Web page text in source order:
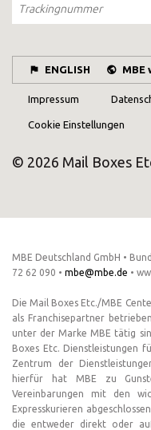
ENGLISH MBE
Impressum
Cookie Einstellungen
© 2026 Mail Boxes
MBE Deutschland GmbH •
72 62 090 • mbe@mbe.de •
Die Mail Boxes Etc./MBE
als Franchisepartner
unter der Marke MBE tätig
Boxes Etc. Dienstleistungen
Zentrum der
hierfür hat MBE zu
Vereinbarungen mit den
Expresskurieren
die entweder direkt oder